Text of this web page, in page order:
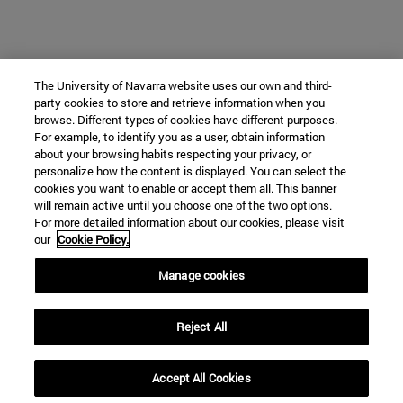
The University of Navarra website uses our own and third-
party cookies to store and retrieve information when you
browse. Different types of cookies have different purposes.
For example, to identify you as a user, obtain information
about your browsing habits respecting your privacy, or
personalize how the content is displayed. You can select the
cookies you want to enable or accept them all. This banner
will remain active until you choose one of the two options.
For more detailed information about our cookies, please visit
our Cookie Policy.
Manage cookies
Reject All
Accept All Cookies